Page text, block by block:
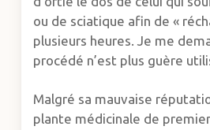
ou de sciatique afin de «
plusieurs heures. Je me
procédé n’est plus guère
Malgré sa mauvaise
plante médicinale de